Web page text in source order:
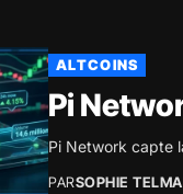
ALTCOINS
Pi
Pi Network capte
PARSOPHIE